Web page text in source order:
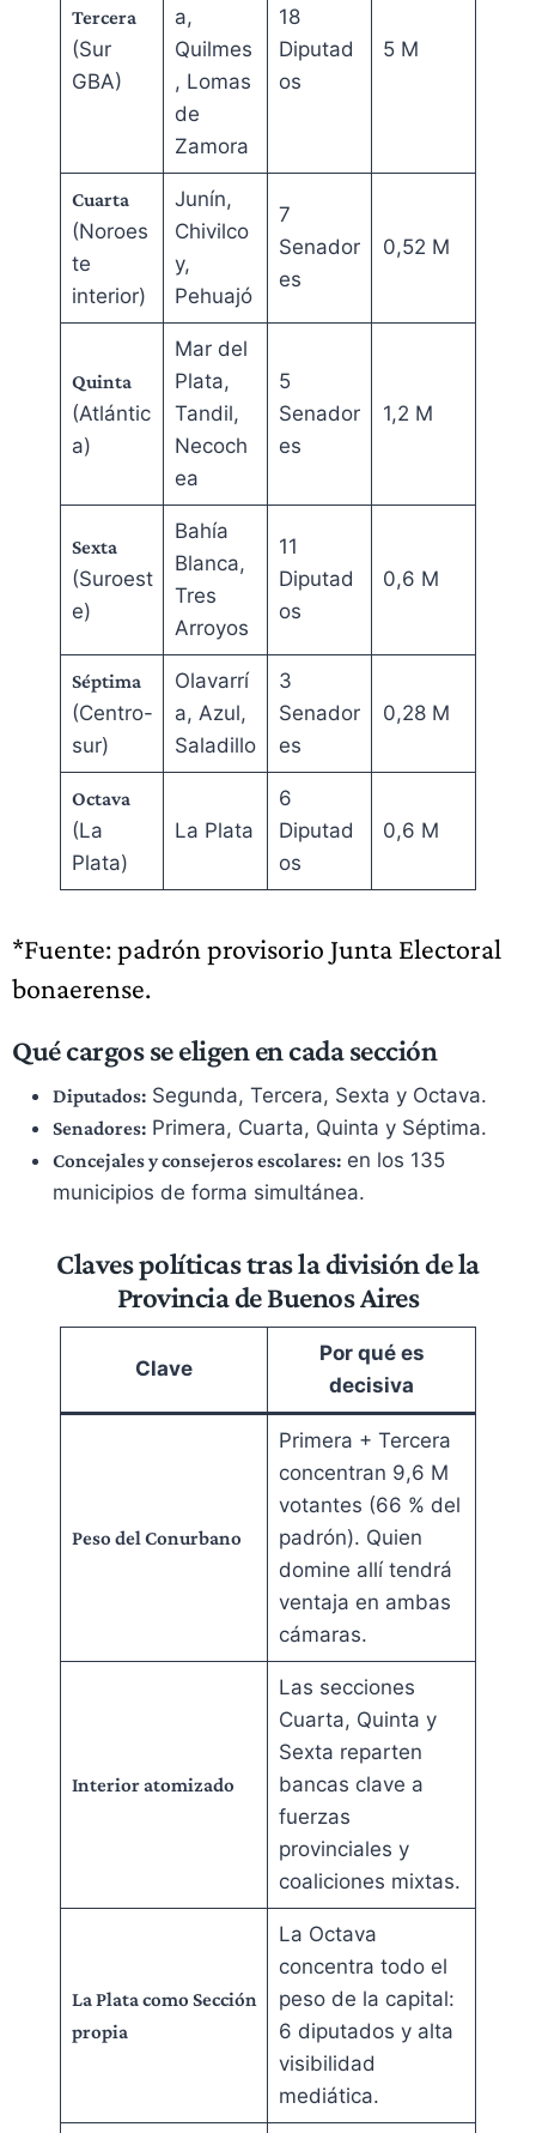
Tercera
(Sur
GBA)
a,
Quilmes
, Lomas
de
Zamora
18
Diputad
os
5 M
Cuarta
(Noroes
te
interior)
Junín,
Chivilco
y,
Pehuajó
7
Senador
es
0,52 M
Quinta
(Atlántic
a)
Mar del
Plata,
Tandil,
Necoch
ea
5
Senador
es
1,2 M
Sexta
(Suroest
e)
Bahía
Blanca,
Tres
Arroyos
11
Diputad
os
0,6 M
Séptima
(Centro-
sur)
Olavarrí
a, Azul,
Saladillo
3
Senador
es
0,28 M
Octava
(La
Plata)
La Plata
6
Diputad
os
0,6 M
*Fuente: padrón provisorio Junta Electoral
bonaerense.
Qué cargos se eligen en cada sección
Diputados: Segunda, Tercera, Sexta y Octava.
Senadores: Primera, Cuarta, Quinta y Séptima.
Concejales y consejeros escolares: en los 135
municipios de forma simultánea.
Claves políticas tras la división de la
Provincia de Buenos Aires
Clave
Por qué es
decisiva
Peso del Conurbano
Primera + Tercera
concentran 9,6 M
votantes (66 % del
padrón). Quien
domine allí tendrá
ventaja en ambas
cámaras.
Interior atomizado
Las secciones
Cuarta, Quinta y
Sexta reparten
bancas clave a
fuerzas
provinciales y
coaliciones mixtas.
La Plata como Sección
propia
La Octava
concentra todo el
peso de la capital:
6 diputados y alta
visibilidad
mediática.